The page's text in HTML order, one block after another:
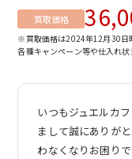
買取価格
※買取価格は2024年12月30日
各種キャンペーン等や仕入れ
いつもジュエルカ
まして誠にありが
わなくなりお困り